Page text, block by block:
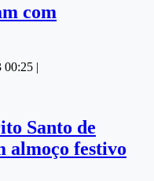
com
00:25 |
Santo de
almoço festivo